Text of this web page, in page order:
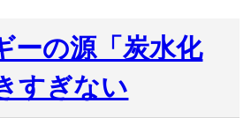
ーの源「炭水化
すぎない